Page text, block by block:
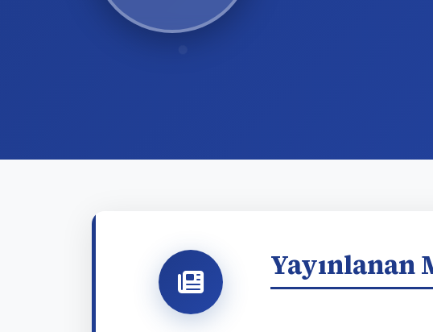
Yayınlanan